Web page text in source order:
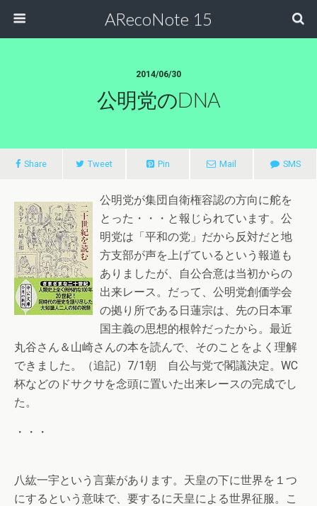
ARecoNote 15
2014/06/30
公明党のDNA
Share Tweet Pin Mail SMS
公明党が集団自衛権容認の方向に舵を
とった・・・と報じられています。公
明党は「平和の党」だから反対だと地
方支部が声を上げているという報道も
ありましたが、自公合意は当初からの
出来レース。だって、公明党創価学会
の拠り所である日蓮宗は、先の日本軍
国主義の思想的根幹だったから。最近
丸谷さん＆山崎さんの本を読んで、そのことをよく理解
できました。（追記）7/1朝 自公与党で閣議決定。WC
杯などのドサクサを念頭に置いた出来レースの完成でし
た。
・・・
八紘一宇という言葉があります。天皇の下に世界を１つ
にするという意味で、要するに天皇による世界征服。こ